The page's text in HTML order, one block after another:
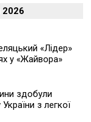
2026
«Лідер»
у «Жайвора»
здобули
з легкої